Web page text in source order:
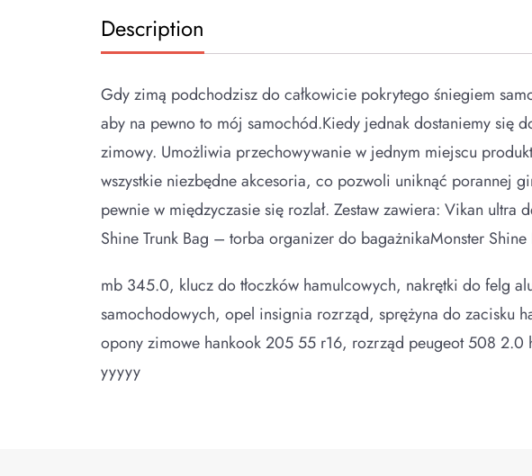
Description
Gdy zimą podchodzisz do całkowicie pokrytego śniegiem
aby na pewno to mój samochód.Kiedy jednak dostaniemy się
zimowy. Umożliwia przechowywanie w jednym miejscu
wszystkie niezbędne akcesoria, co pozwoli uniknąć porannej
pewnie w międzyczasie się rozlał. Zestaw zawiera: Vikan
Shine Trunk Bag – torba organizer do bagażnikaMonster
mb 345.0, klucz do tłoczków hamulcowych, nakrętki do felg
samochodowych, opel insignia rozrząd, sprężyna do zacisku
opony zimowe hankook 205 55 r16, rozrząd peugeot 508 2.0
yyyyy